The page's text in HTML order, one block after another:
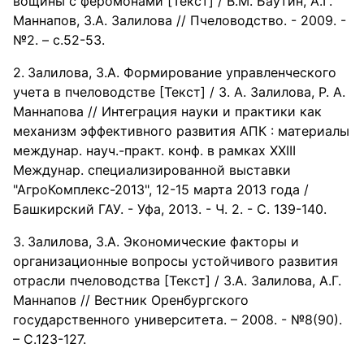
Маннапов, З.А. Залилова // Пчеловодство. - 2009. -
№2. – с.52-53.
Залилова, З.А. Формирование управленческого
учета в пчеловодстве [Текст] / З. А. Залилова, Р. А.
Маннапова // Интеграция науки и практики как
механизм эффективного развития АПК : материалы
междунар. науч.-практ. конф. в рамках XXIII
Междунар. специализированной выставки
"АгроКомплекс-2013", 12-15 марта 2013 года /
Башкирский ГАУ. - Уфа, 2013. - Ч. 2. - С. 139-140.
Залилова, З.А. Экономические факторы и
организационные вопросы устойчивого развития
отрасли пчеловодства [Текст] / З.А. Залилова, А.Г.
Маннапов // Вестник Оренбургского
государственного университета. – 2008. - №8(90).
– С.123-127.